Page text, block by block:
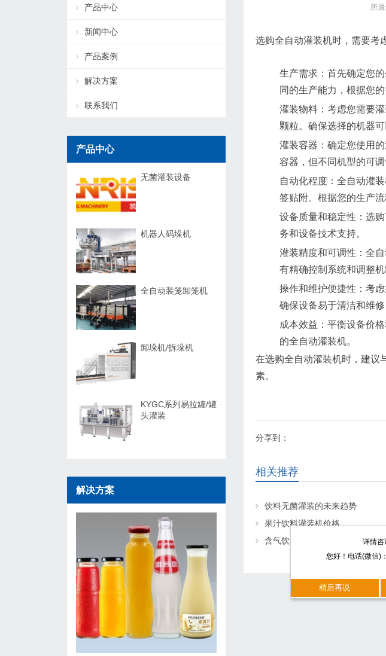
所属
选购全自动灌装机时，需要考
生产需求：首先确定您
同的生产能力，根据您
灌装物料：考虑您需要
颗粒。确保选择的机器
灌装容器：确定您使用
容器，但不同机型的可
自动化程度：全自动灌
签贴附。根据您的生产
设备质量和稳定性：选
务和设备技术支持。
灌装精度和可调性：全
有精确控制系统和调整机
操作和维护便捷性：考
确保设备易于清洁和维
成本效益：平衡设备价
的全自动灌装机。
在选购全自动灌装机时，建议
素。
分享到：
相关推荐
饮料无菌灌装的未来趋势
果汁饮料灌装机价格
含气饮料灌装机
产品中心
新闻中心
产品案例
解决方案
联系我们
产品中心
无菌灌装设备
机器人码垛机
全自动装笼卸笼机
卸垛机/拆垛机
KYGC系列易拉罐/罐
头灌装
解决方案
详情咨
您好！电话(微信)：
稍后再说